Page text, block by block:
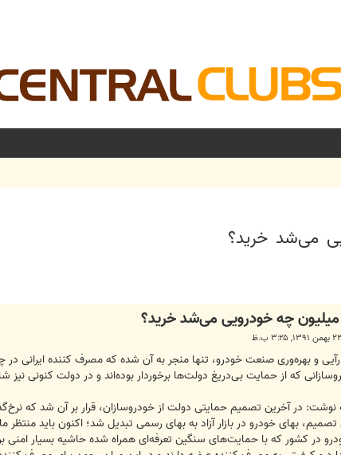
و بهره‌وری صنعت خودرو، تنها منجر به آن شده که مصرف کننده ایرانی
که از حمایت بی‌دریغ دولت‌ها برخوردار بوده‌اند و در دولت کنونی
نوشت: در آخرین تصمیم حمایتی دولت از خودروسازان، قرار بر آن شد که
بهای خودرو در بازار آزاد به بهای رسمی تبدیل شد؛ اکنون باید منتظر
در کشور که با حمایت‌های سنگین تعرفه‌ای همراه شده حاشیه بسیار